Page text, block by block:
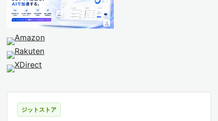
ジットストア